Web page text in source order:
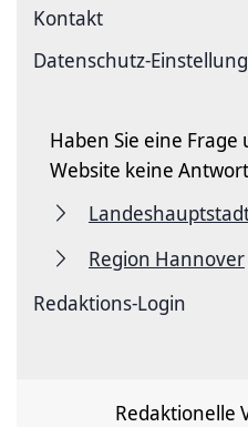
Kontakt
Datenschutz-
Haben Sie eine
Website keine
Region Hannover
Redaktions-Login
Redaktionelle